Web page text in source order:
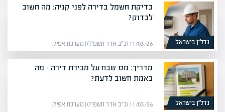
נדל”ן בישראל
בדיקת חשמל בדירה לפני קניה: מה חשוב
לבדוק?
11/03/26 (כ״ב אדר תשפ״ו) | מערכת אפיק
נדל”ן בישראל
מדריך: מס שבח על מכירת דירה – מה
באמת חשוב לדעת?
11/03/26 (כ״ב אדר תשפ״ו) | מערכת אפיק